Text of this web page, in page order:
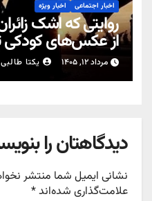
اخبار اجتماعی اخبار ویژه
روایتی که اشک
از عکس‌های کودکی
مرداد ۱۲, ۱۴۰۵ یکتا طالبی
دیدگاهتان را
نشانی ایمیل شما منتشر
علامت‌گذاری شده‌اند*